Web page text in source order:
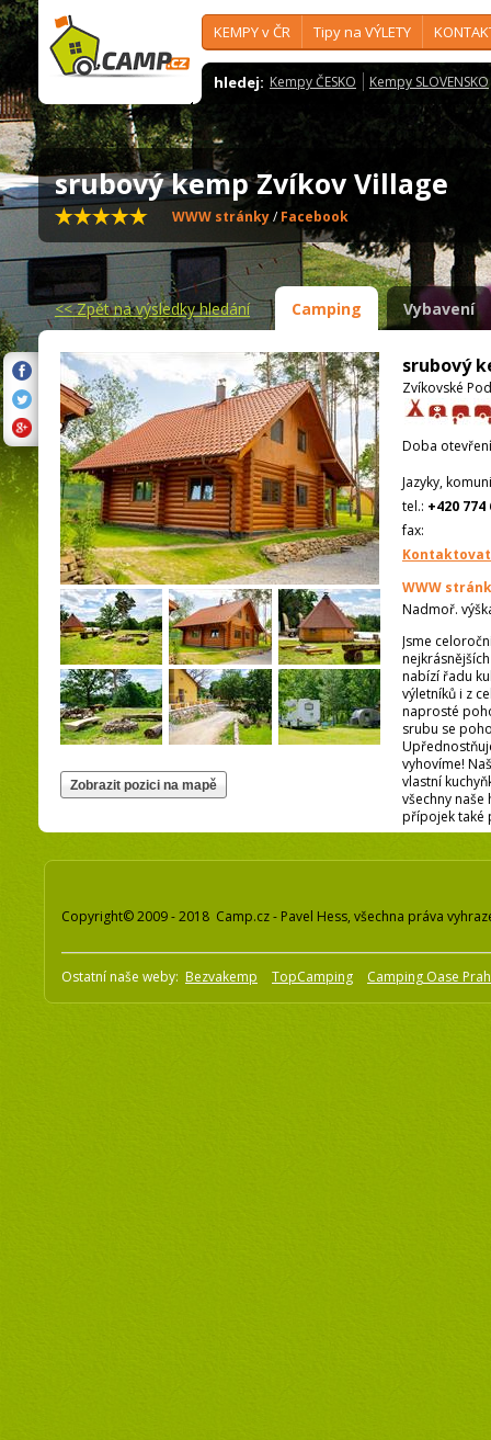
KEMPY v ČR Tipy na VÝLETY
hledej: Kempy ČESKO Kempy SLOVENSKO
srubový kemp Zvíkov Village
WWW stránky/Facebook
<<Zpět na výsledky hledání Camping Vybavení
srubový
Zvíkovské
Doba
Jazyky,
tel.: +420 774
fax:
WWW
Nadmoř.
Jsme
nabízí řadu
výletníků i z
naprosté
srubu se
vyhovíme!
vlastní
všechny
přípojek také
Copyright© 2009 - 2018 Camp.cz - Pavel Hess, všechna práva
Ostatní naše weby: Bezvakemp TopCamping Camping Oase